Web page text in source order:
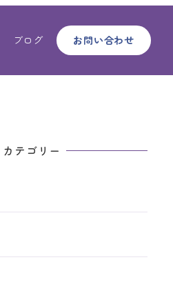
ブログ お問い合わせ
カテゴリー